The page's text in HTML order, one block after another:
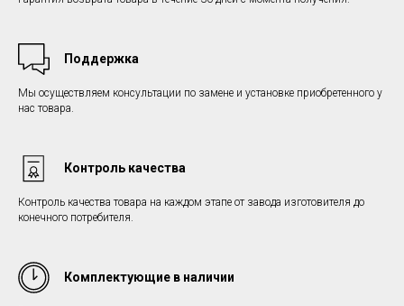
Поддержка
Мы осуществляем консультации по замене и установке приобретенного у
нас товара.
Контроль качества
Контроль качества товара на каждом этапе от завода изготовителя до
конечного потребителя.
Комплектующие в наличии